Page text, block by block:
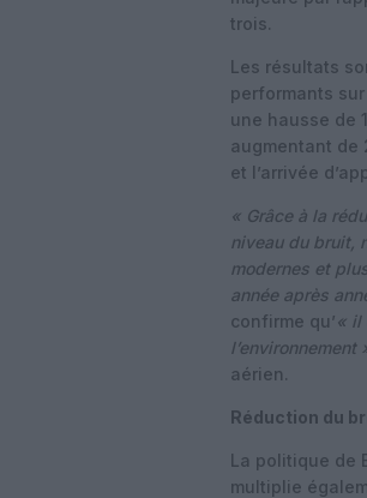
trois.
Les résultats
performants
une hausse de
augmentant de
et l’arrivée
« Grâce à la
niveau du bruit,
modernes et
année après
confirme qu’« il
l’environnement
aérien.
Réduction du
La politique de
multiplie